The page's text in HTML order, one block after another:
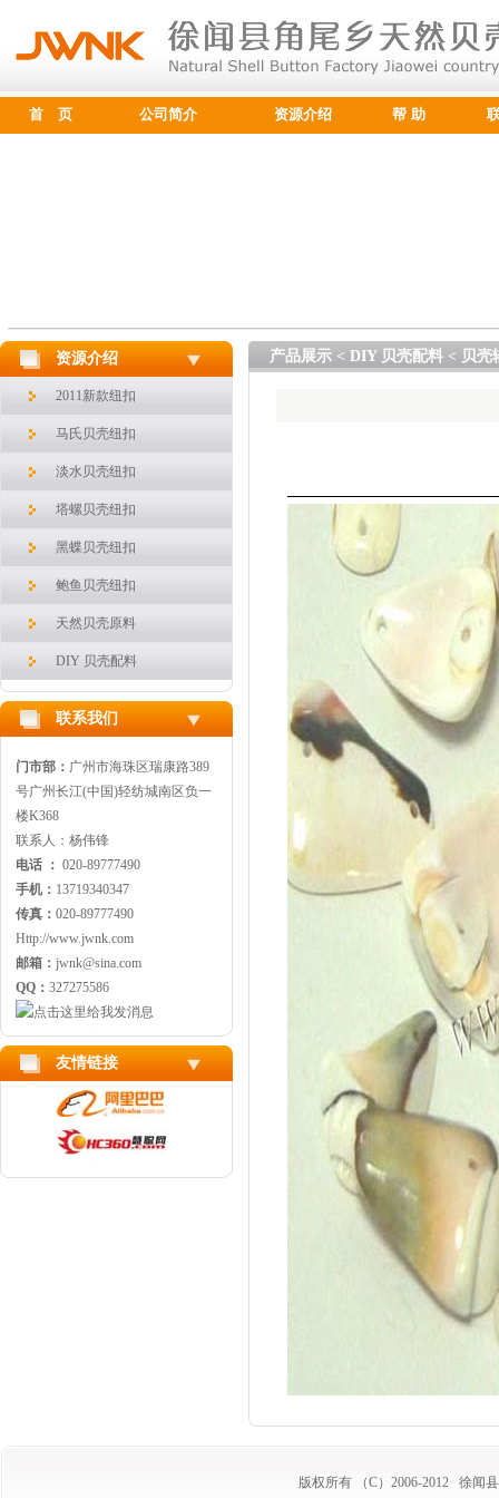
首 页 公司简介 资源介绍 帮 助
资源介绍
2011新款纽扣
马氏贝壳纽扣
淡水贝壳纽扣
塔螺贝壳纽扣
黑蝶贝壳纽扣
鲍鱼贝壳纽扣
天然贝壳原料
DIY 贝壳配料
联系我们
门市部： 广州市海珠区瑞康路389
号广州长江(中国)轻纺城南区负一
楼K368
联系人：杨伟锋
电话 ： 020-89777490
手机： 13719340347
传真： 020-89777490
Http://www.jwnk.com
邮箱： jwnk@sina.com
QQ： 327275586
友情链接
产品展示 < DIY 贝壳配料 < 贝壳
版权所有 （C）2006-2012 徐闻